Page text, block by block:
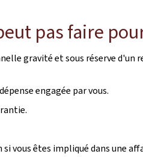
pas faire
gravité et sous réserve d'un
engagée par vous.
vous êtes impliqué dans une